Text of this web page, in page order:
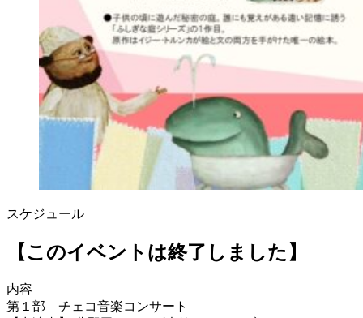
スケジュール
【このイベントは終了しました】
内容
第１部 チェコ音楽コンサート